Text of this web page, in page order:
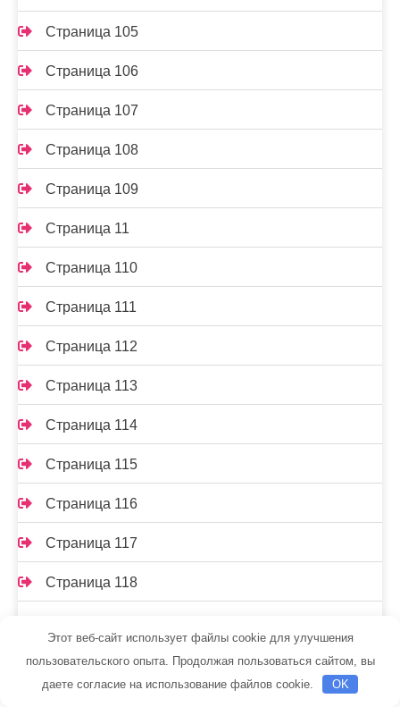
Страница 105
Страница 106
Страница 107
Страница 108
Страница 109
Страница 11
Страница 110
Страница 111
Страница 112
Страница 113
Страница 114
Страница 115
Страница 116
Страница 117
Страница 118
Страница 12
Этот веб-сайт использует файлы cookie для улучшения
пользовательского опыта. Продолжая пользоваться сайтом, вы
даете согласие на использование файлов cookie.
OK